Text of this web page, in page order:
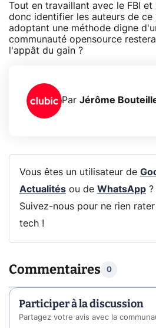
Tout en travaillant avec le FBI et
donc identifier les auteurs de ce
adoptant une méthode digne
communauté opensource
l'appât du gain ?
Par Jérôme
Vous êtes un utilisateur de
Actualitésou de WhatsApp?
Suivez-nous pour ne rien
tech !
Commentaires 0
Participer à la discussion
Partagez votre avis avec la